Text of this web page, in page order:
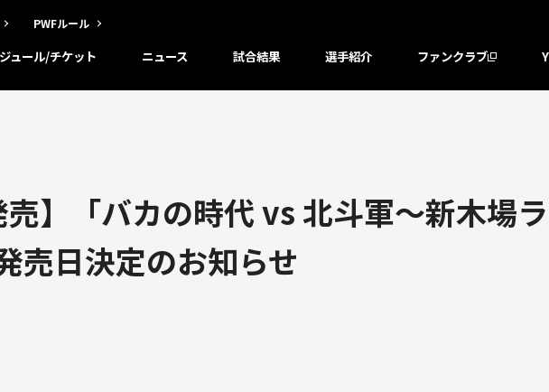
PWFルール
ュール/チケット ニュース 試合結果 選手紹介 ファンクラブ
売】「バカの時代 vs 北斗軍～新木場
売日決定のお知らせ